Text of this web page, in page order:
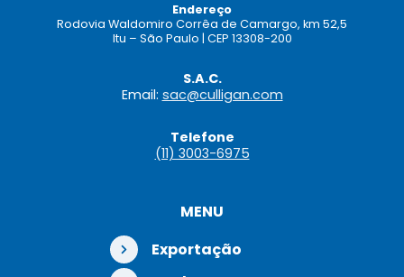
Endereço
Rodovia Waldomiro Corrêa de Camargo, km 52,5
Itu – São Paulo | CEP 13308-200
S.A.C.
Email: sac@culligan.com
Telefone
(11) 3003-6975
MENU
Exportação